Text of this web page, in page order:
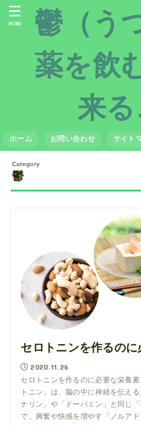
鬱（う
薬を飲
来る
ホーム お問い合わせ サイト
MENU
鬱
セロトニンを作るの
2020.11.26
セロトニンを作るのに必要な栄養
トニン」は、脳の中に神経を伝え
ナリン」や「ドーパミン」と同じ
で、興奮や快感を増やす「ノルア